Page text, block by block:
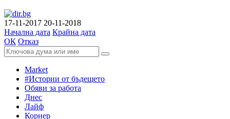
17-11-2017 20-11-2018
Начална дата Крайна дата
ОК Отказ
Market
#Истории от бъдещето
Обяви за работа
Днес
Лайф
Корнер